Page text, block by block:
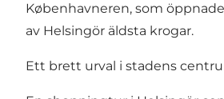
Københavneren, som öppnade
av Helsingör äldsta krogar.
Ett brett urval i stadens